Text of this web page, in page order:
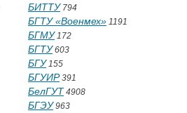
БИТТУ794
БГТУ «Военмех» 1191
БГМУ172
БГТУ603
БГУ155
БГУИР391
БелГУТ 4908
БГЭУ963